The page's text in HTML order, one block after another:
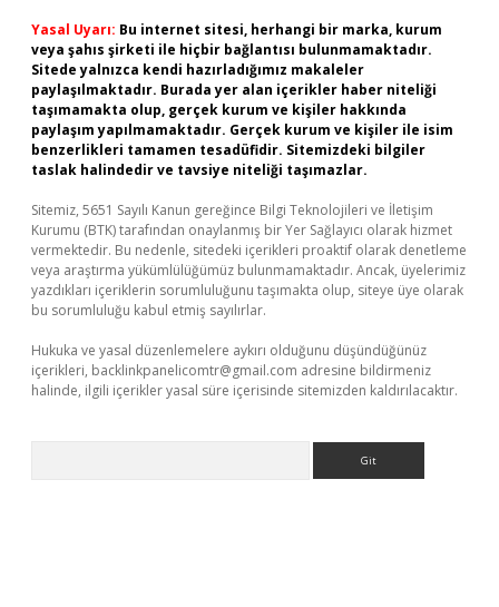
Yasal Uyarı: Bu internet sitesi, herhangi bir marka, kurum
veya şahıs şirketi ile hiçbir bağlantısı bulunmamaktadır.
Sitede yalnızca kendi hazırladığımız makaleler
paylaşılmaktadır. Burada yer alan içerikler haber niteliği
taşımamakta olup, gerçek kurum ve kişiler hakkında
paylaşım yapılmamaktadır. Gerçek kurum ve kişiler ile isim
benzerlikleri tamamen tesadüfidir. Sitemizdeki bilgiler
taslak halindedir ve tavsiye niteliği taşımazlar.
Sitemiz, 5651 Sayılı Kanun gereğince Bilgi Teknolojileri ve İletişim
Kurumu (BTK) tarafından onaylanmış bir Yer Sağlayıcı olarak hizmet
vermektedir. Bu nedenle, sitedeki içerikleri proaktif olarak denetleme
veya araştırma yükümlülüğümüz bulunmamaktadır. Ancak, üyelerimiz
yazdıkları içeriklerin sorumluluğunu taşımakta olup, siteye üye olarak
bu sorumluluğu kabul etmiş sayılırlar.
Hukuka ve yasal düzenlemelere aykırı olduğunu düşündüğünüz
içerikleri, backlinkpanelicomtr@gmail.com adresine bildirmeniz
halinde, ilgili içerikler yasal süre içerisinde sitemizden kaldırılacaktır.